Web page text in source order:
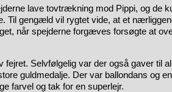
lave tovtrækning mod Pippi, og de
Til gengæld vil rygtet vide, at et
når spejderne forgæves forsøgte at
fejret. Selvfølgelig var der også gaver til
guldmedalje. Der var ballondans og
farvel og tak for en superlejr.